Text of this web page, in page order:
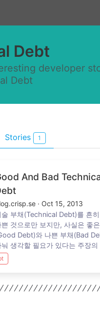
Debt
developer
Debt
Stories 1
And Bad
· Oct 15, 2013
술 부채(Technical Debt)를 흔
쁜 것으로만 보지만, 사실은 좋
Debt)와 나쁜 부채(Bad
눠 생각할 필요가 있다는 주장의